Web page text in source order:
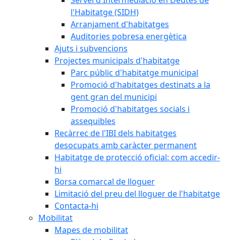
l'Habitatge (SIDH)
Arranjament d'habitatges
Auditories pobresa energètica
Ajuts i subvencions
Projectes municipals d'habitatge
Parc públic d'habitatge municipal
Promoció d'habitatges destinats a la
gent gran del municipi
Promoció d'habitatges socials i
assequibles
Recàrrec de l'IBI dels habitatges
desocupats amb caràcter permanent
Habitatge de protecció oficial: com accedir-
hi
Borsa comarcal de lloguer
Limitació del preu del lloguer de l'habitatge
Contacta-hi
Mobilitat
Mapes de mobilitat